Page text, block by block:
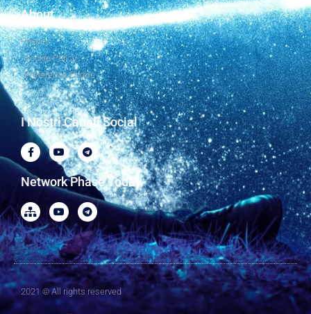
About
Privacy
Cookie Policy
Preferenze Cookie
I Nostri Canali Social
Network Phase Today
2021 © All rights reserved